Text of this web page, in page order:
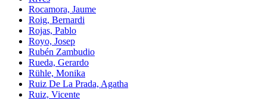
Rocamora, Jaume
Roig, Bernardi
Rojas, Pablo
Royo, Josep
Rubén Zambudio
Rueda, Gerardo
Rühle, Monika
Ruiz De La Prada, Agatha
Ruiz, Vicente